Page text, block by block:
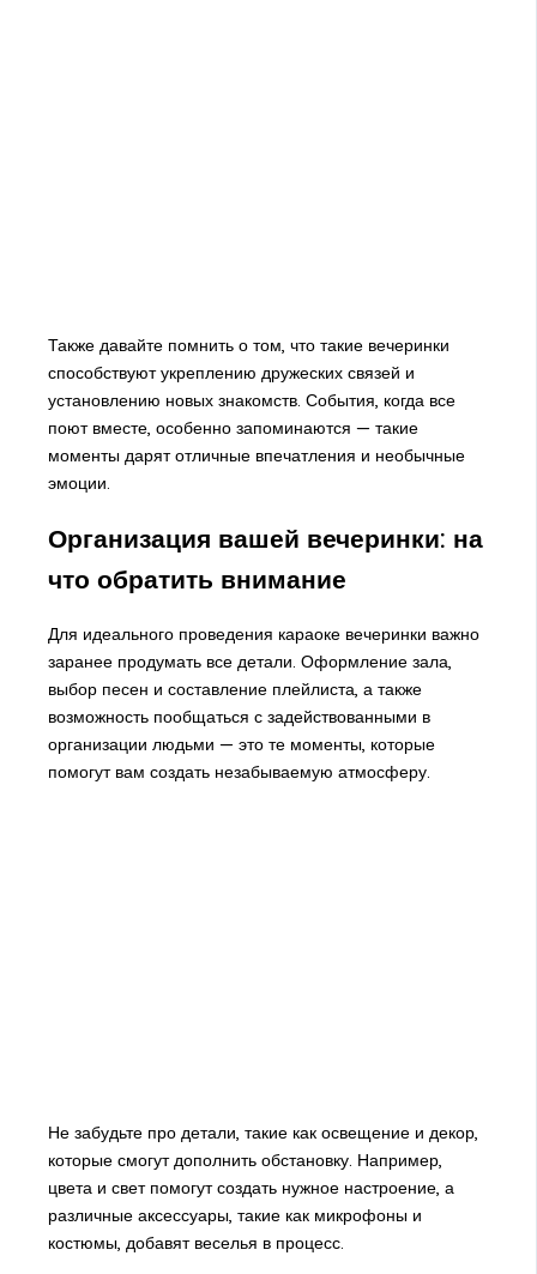
Также давайте помнить о том, что такие вечеринки
способствуют укреплению дружеских связей и
установлению новых знакомств. События, когда все
поют вместе, особенно запоминаются — такие
моменты дарят отличные впечатления и необычные
эмоции.
Организация вашей вечеринки: на
что обратить внимание
Для идеального проведения караоке вечеринки важно
заранее продумать все детали. Оформление зала,
выбор песен и составление плейлиста, а также
возможность пообщаться с задействованными в
организации людьми — это те моменты, которые
помогут вам создать незабываемую атмосферу.
Не забудьте про детали, такие как освещение и декор,
которые смогут дополнить обстановку. Например,
цвета и свет помогут создать нужное настроение, а
различные аксессуары, такие как микрофоны и
костюмы, добавят веселья в процесс.